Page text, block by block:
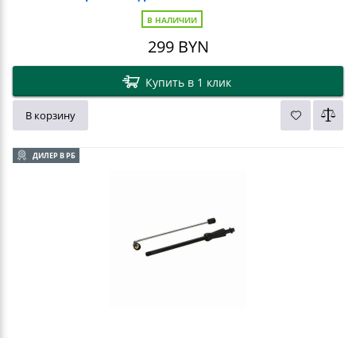
В НАЛИЧИИ
299BYN
Купить в 1 клик
В корзину
ДИЛЕР В РБ